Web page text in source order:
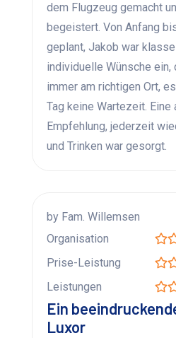
dem Flugzeug gemacht
begeistert. Von Anfang
geplant, Jakob war
individuelle Wünsche ein,
immer am richtigen Ort,
Tag keine Wartezeit. Eine
Empfehlung, jederzeit
und Trinken war gesorgt.
by Fam. Willemsen
Organisation
Prise-Leistung
Leistungen
Ein
Luxor